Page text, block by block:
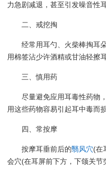
力急剧减退，甚至引发噪音性
二、戒挖掏
经常用耳勺、火柴棒掏耳
用棉签沾少许酒精或甘油轻擦
三、慎用药
尽量避免应用耳毒性药物
用这些药物容易引起耳中毒而
四、常按摩
按摩耳垂前后的翳风穴(在
会穴(在耳屏前下方，下颌关